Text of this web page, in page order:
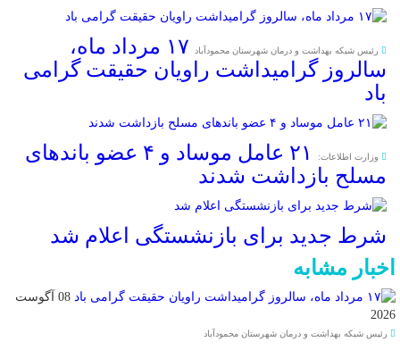
رئیس شبکه بهداشت و درمان شهرستان محمودآباد
۱۷ مرداد ماه،
سالروز گرامیداشت راویان حقیقت گرامی
باد
وزارت اطلاعات:
۲۱ عامل موساد و ۴ عضو باند‌های
مسلح بازداشت شدند
شرط جدید برای بازنشستگی اعلام شد
اخبار مشابه
08 آگوست
2026
رئیس شبکه بهداشت و درمان شهرستان محمودآباد